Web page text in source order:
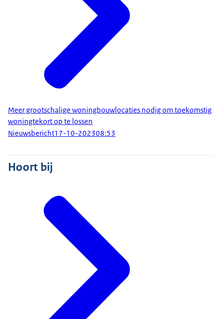
Meer grootschalige woningbouwlocaties nodig om toekomstig
woningtekort op te lossen
Nieuwsbericht17-10-202308:53
Hoort bij